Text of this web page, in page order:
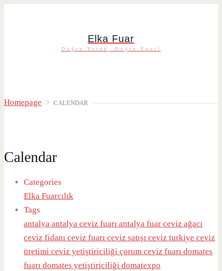
Elka Fuar
Doğru Yerde, Doğru Fuar!
Homepage > CALENDAR
Calendar
Categories
Elka Fuarcılık
Tags
antalya antalya ceviz fuarı antalya fuar ceviz ağacı
ceviz fidanı ceviz fuarı ceviz satışı ceviz turkiye ceviz
üretimi ceviz yetiştiriciliği çorum ceviz fuarı domates
fuarı domates yetiştiriciliği domatexpo